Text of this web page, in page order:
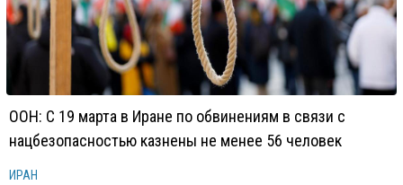
ООН: С 19 марта в Иране по обвинениям в связи с
нацбезопасностью казнены не менее 56 человек
ИРАН